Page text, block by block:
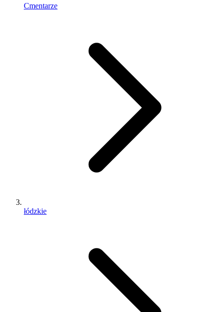
Cmentarze
łódzkie